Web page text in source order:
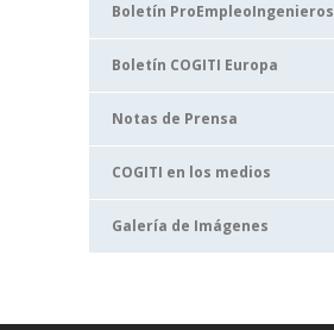
Boletín ProEmpleoIngenieros
Boletín COGITI Europa
Notas de Prensa
COGITI en los medios
Galería de Imágenes